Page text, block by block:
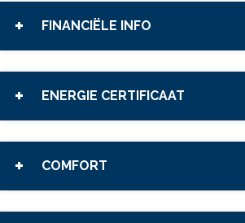
FINANCIËLE INFO
ENERGIE CERTIFICAAT
COMFORT